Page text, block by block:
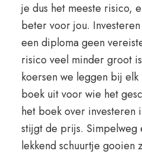
je dus het meeste risico,
beter voor jou.
een diploma geen
risico veel minder groot
koersen we leggen bij
boek uit voor wie het
het boek over investeren
stijgt de prijs. Simpelweg
lekkend schuurtje gooien